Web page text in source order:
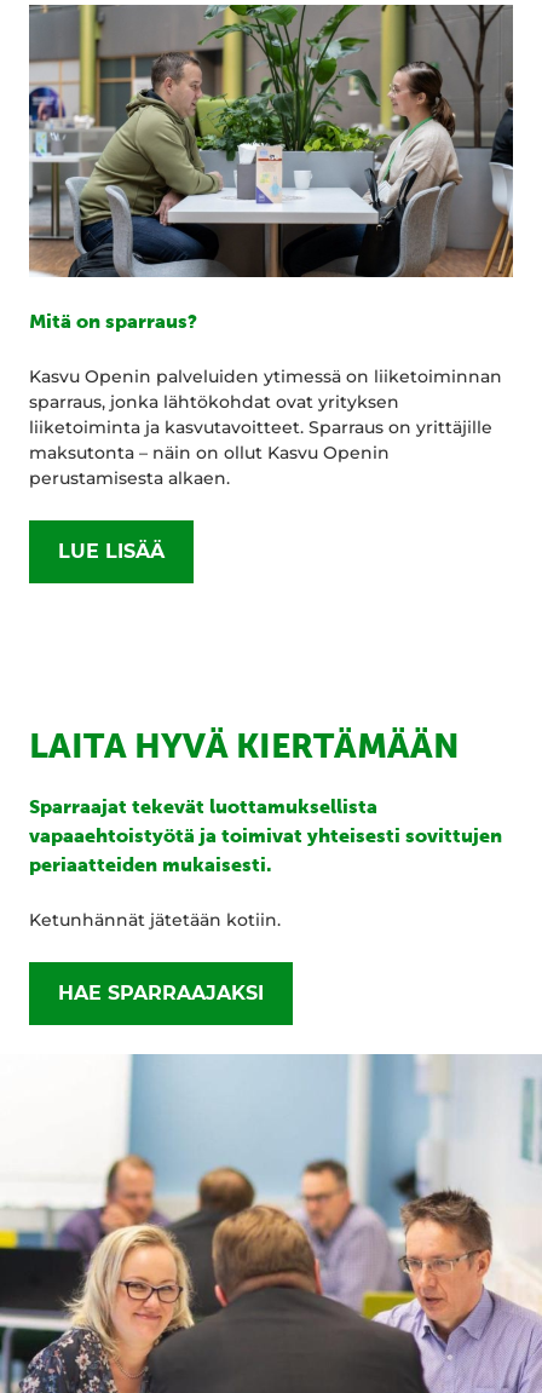
Mitä on sparraus?
Kasvu Openin palveluiden ytimessä on liiketoiminnan
sparraus, jonka lähtökohdat ovat yrityksen
liiketoiminta ja kasvutavoitteet. Sparraus on yrittäjille
maksutonta – näin on ollut Kasvu Openin
perustamisesta alkaen.
LUE LISÄÄ
LAITA HYVÄ KIERTÄMÄÄN
Sparraajat tekevät luottamuksellista
vapaaehtoistyötä ja toimivat yhteisesti sovittujen
periaatteiden mukaisesti.
Ketunhännät jätetään kotiin.
HAE SPARRAAJAKSI